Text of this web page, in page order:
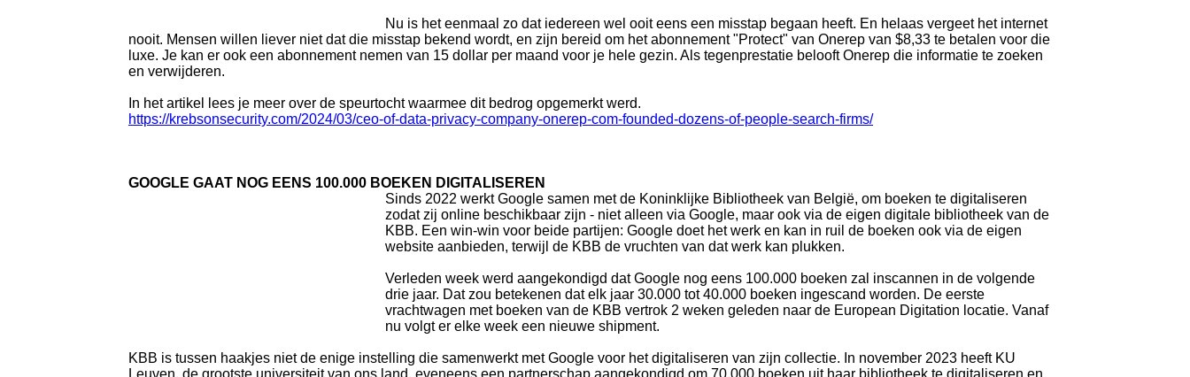
Nu is het eenmaal zo dat iedereen wel ooit eens een misstap begaan heeft. En helaas vergeet het internet
nooit. Mensen willen liever niet dat die misstap bekend wordt, en zijn bereid om het abonnement "Protect" van Onerep van $8,33 te betalen voor die
luxe. Je kan er ook een abonnement nemen van 15 dollar per maand voor je hele gezin. Als tegenprestatie belooft Onerep die informatie te zoeken
en verwijderen.
In het artikel lees je meer over de speurtocht waarmee dit bedrog opgemerkt werd.
https://krebsonsecurity.com/2024/03/ceo-of-data-privacy-company-onerep-com-founded-dozens-of-people-search-firms/
GOOGLE GAAT NOG EENS 100.000 BOEKEN DIGITALISEREN
Sinds 2022 werkt Google samen met de Koninklijke Bibliotheek van België, om boeken te digitaliseren
zodat zij online beschikbaar zijn - niet alleen via Google, maar ook via de eigen digitale bibliotheek van de
KBB. Een win-win voor beide partijen: Google doet het werk en kan in ruil de boeken ook via de eigen
website aanbieden, terwijl de KBB de vruchten van dat werk kan plukken.
Verleden week werd aangekondigd dat Google nog eens 100.000 boeken zal inscannen in de volgende
drie jaar. Dat zou betekenen dat elk jaar 30.000 tot 40.000 boeken ingescand worden. De eerste
vrachtwagen met boeken van de KBB vertrok 2 weken geleden naar de European Digitation locatie. Vanaf
nu volgt er elke week een nieuwe shipment.
KBB is tussen haakjes niet de enige instelling die samenwerkt met Google voor het digitaliseren van zijn collectie. In november 2023 heeft KU
Leuven, de grootste universiteit van ons land, eveneens een partnerschap aangekondigd om 70.000 boeken uit haar bibliotheek te digitaliseren en